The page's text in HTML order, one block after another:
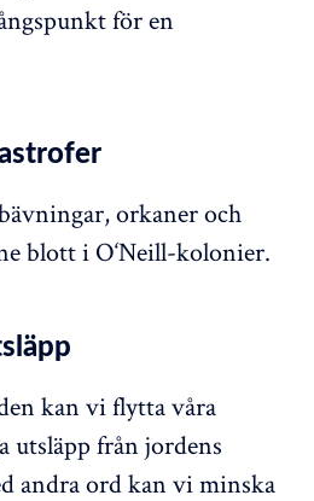
för en
orkaner och
blott i O‘Neill-kolonier.
kan vi flytta våra
utsläpp från jordens
andra ord kan vi minska